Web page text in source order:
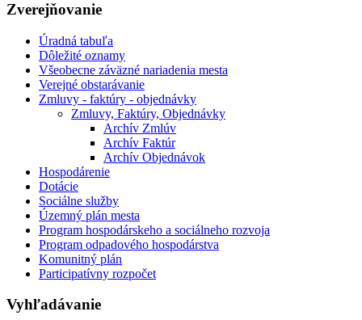
Zverejňovanie
Úradná tabuľa
Dôležité oznamy
Všeobecne záväzné nariadenia mesta
Verejné obstarávanie
Zmluvy - faktúry - objednávky
Zmluvy, Faktúry, Objednávky
Archív Zmlúv
Archív Faktúr
Archív Objednávok
Hospodárenie
Dotácie
Sociálne služby
Územný plán mesta
Program hospodárskeho a sociálneho rozvoja
Program odpadového hospodárstva
Komunitný plán
Participatívny rozpočet
Vyhľadávanie